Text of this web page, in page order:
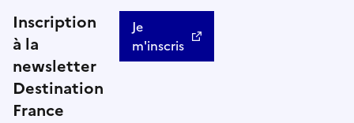
Inscription
à la
newsletter
Destination
France
Je
m'inscris